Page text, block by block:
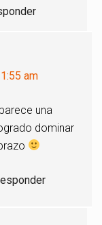
am
una
dominar